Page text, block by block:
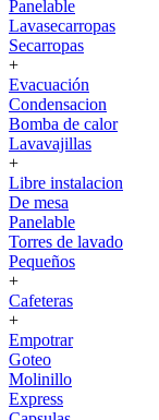
Panelable
Lavasecarropas
Secarropas
+
Evacuación
Condensacion
Bomba de calor
Lavavajillas
+
Libre instalacion
De mesa
Panelable
Torres de lavado
Pequeños
+
Cafeteras
+
Empotrar
Goteo
Molinillo
Express